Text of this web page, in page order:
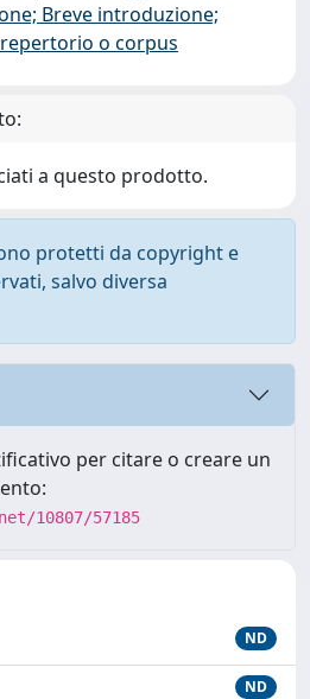
Breve introduzione;
o corpus
a questo prodotto.
protetti da copyright e
salvo diversa
per citare o creare un
10807/57185
ND
ND